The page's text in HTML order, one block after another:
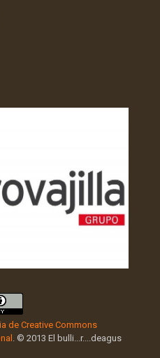
de Creative Commons
. © 2013 El bulli...r....deagus